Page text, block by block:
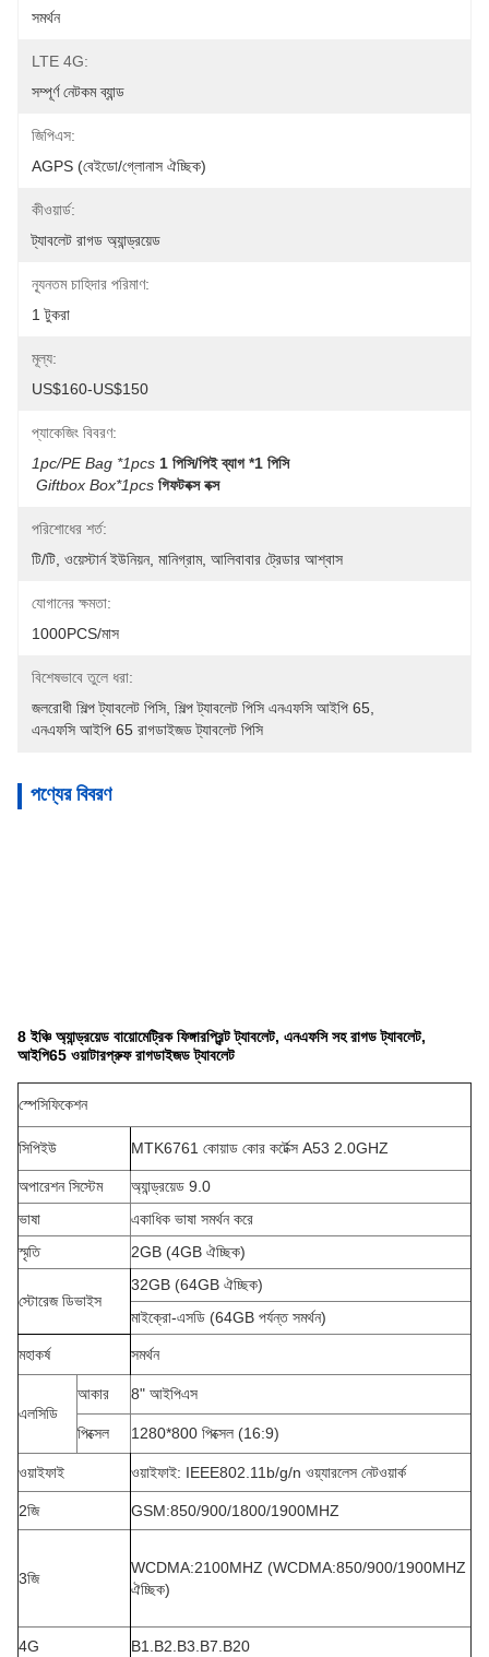
সমর্থন
LTE 4G:
সম্পূর্ণ নেটকম ব্যান্ড
জিপিএস:
AGPS (বেইডো/গ্লোনাস ঐচ্ছিক)
কীওয়ার্ড:
ট্যাবলেট রাগড অ্যান্ড্রয়েড
ন্যূনতম চাহিদার পরিমাণ:
1 টুকরা
মূল্য:
US$160-US$150
প্যাকেজিং বিবরণ:
1pc/PE Bag *1pcs 1 পিসি/পিই ব্যাগ *1 পিসি
Giftbox Box*1pcs গিফটবক্স বক্স
পরিশোধের শর্ত:
টি/টি, ওয়েস্টার্ন ইউনিয়ন, মানিগ্রাম, আলিবাবার ট্রেডার আশ্বাস
যোগানের ক্ষমতা:
1000PCS/মাস
বিশেষভাবে তুলে ধরা:
জলরোধী শিল্প ট্যাবলেট পিসি শিল্প ট্যাবলেট পিসি এনএফসি আইপি 65
এনএফসি আইপি 65 রাগডাইজড ট্যাবলেট পিসি
পণ্যের বিবরণ
8 ইঞ্চি অ্যান্ড্রয়েড বায়োমেট্রিক ফিঙ্গারপ্রিন্ট ট্যাবলেট, এনএফসি সহ রাগড ট্যাবলেট,
আইপি65 ওয়াটারপ্রুফ রাগডাইজড ট্যাবলেট
স্পেসিফিকেশন
সিপিইউ MTK6761 কোয়াড কোর কর্টেক্স A53 2.0GHZ
অপারেশন সিস্টেম
অ্যান্ড্রয়েড 9.0
ভাষা
একাধিক ভাষা সমর্থন করে
স্মৃতি
2GB (4GB ঐচ্ছিক)
স্টোরেজ ডিভাইস
32GB (64GB ঐচ্ছিক)
মাইক্রো-এসডি (64GB পর্যন্ত সমর্থন)
মহাকর্ষ সমর্থন
এলসিডি
আকার 8" আইপিএস
পিক্সেল 1280*800 পিক্সেল (16:9)
ওয়াইফাই ওয়াইফাই: IEEE802.11b/g/n ওয়্যারলেস নেটওয়ার্ক
2জি GSM:850/900/1800/1900MHZ
3জি
WCDMA:2100MHZ (WCDMA:850/900/1900MHZ
ঐচ্ছিক)
4G B1.B2.B3.B7.B20